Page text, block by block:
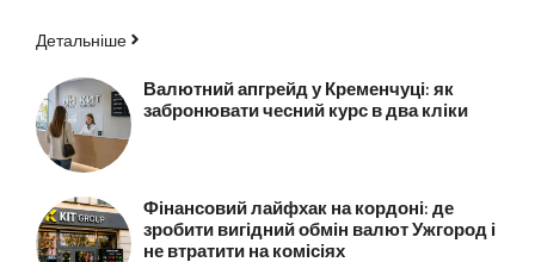
Детальніше
Валютний апгрейд у Кременчуці: як
забронювати чесний курс в два кліки
Фінансовий лайфхак на кордоні: де
зробити вигідний обмін валют Ужгород і
не втратити на комісіях